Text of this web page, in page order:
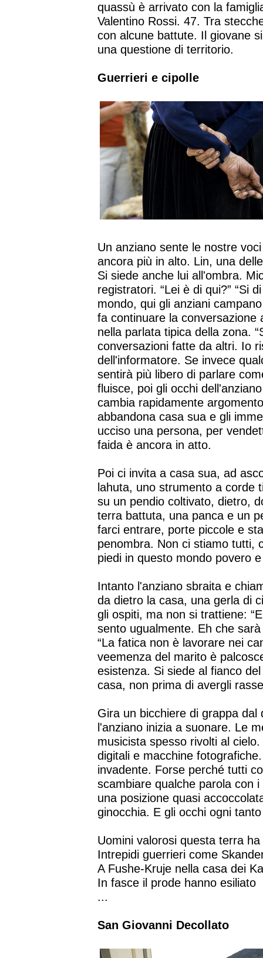
quassù è arrivato con la
Valentino Rossi. 47. Tra
con alcune battute. Il giovane
una questione di territorio.
Guerrieri e cipolle
Un anziano sente le nostre
ancora più in alto. Lin, una
Si siede anche lui all'ombra.
registratori. “Lei è di qui?” “Si
mondo, qui gli anziani
fa continuare la conversazione
nella parlata tipica della zona.
conversazioni fatte da altri. Io
dell'informatore. Se invece
sentirà più libero di parlare
fluisce, poi gli occhi
cambia rapidamente
abbandona casa sua e gli
ucciso una persona, per
faida è ancora in atto.
Poi ci invita a casa sua, ad
lahuta, uno strumento a corde
su un pendio coltivato, dietro,
terra battuta, una panca e un
farci entrare, porte piccole e
penombra. Non ci stiamo tutti,
piedi in questo mondo povero
Intanto l'anziano sbraita e
da dietro la casa, una gerla di
gli ospiti, ma non si trattiene:
sento ugualmente. Eh che
“La fatica non è lavorare nei
veemenza del marito è
esistenza. Si siede al fianco
casa, non prima di avergli
Gira un bicchiere di grappa
l'anziano inizia a suonare. Le
musicista spesso rivolti al
digitali e macchine
invadente. Forse perché tutti
scambiare qualche parola con
una posizione quasi
ginocchia. E gli occhi ogni
Uomini valorosi questa terra
Intrepidi guerrieri come
A Fushe-Kruje nella casa dei
In fasce il prode hanno esiliato
...
San Giovanni Decollato